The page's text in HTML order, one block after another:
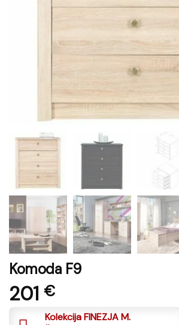
Komoda F9
201 €
Kolekcija FINEZJA M.